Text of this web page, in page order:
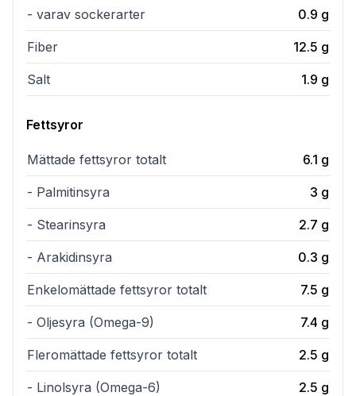
- varav sockerarter 0.9 g
Fiber 12.5 g
Salt 1.9 g
Fettsyror
Mättade fettsyror totalt 6.1 g
- Palmitinsyra 3 g
- Stearinsyra 2.7 g
- Arakidinsyra 0.3 g
Enkelomättade fettsyror totalt 7.5 g
- Oljesyra (Omega-9) 7.4 g
Fleromättade fettsyror totalt 2.5 g
- Linolsyra (Omega-6) 2.5 g